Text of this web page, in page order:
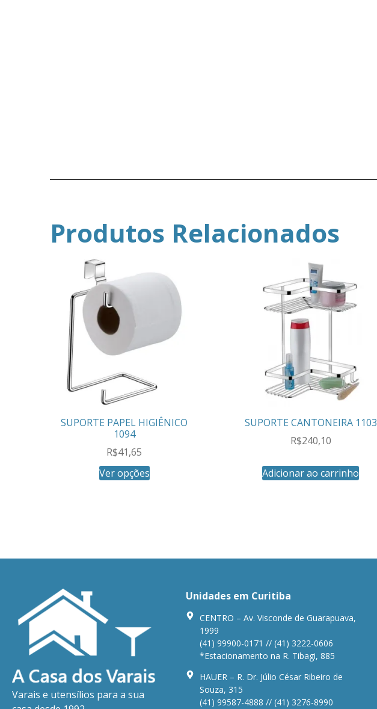
Produtos Relacionados
SUPORTE PAPEL HIGIÊNICO
1094
R$41,65
Ver opções
SUPORTE CANTONEIRA 1103
R$240,10
Adicionar ao carrinho
Varais e utensílios para a sua
Unidades em Curitiba
CENTRO – Av. Visconde de Guarapuava,
1999
(41) 99900-0171 // (41) 3222-0606
*Estacionamento na R. Tibagi, 885
HAUER – R. Dr. Júlio César Ribeiro de
Souza, 315
(41) 99587-4888 // (41) 3276-8990